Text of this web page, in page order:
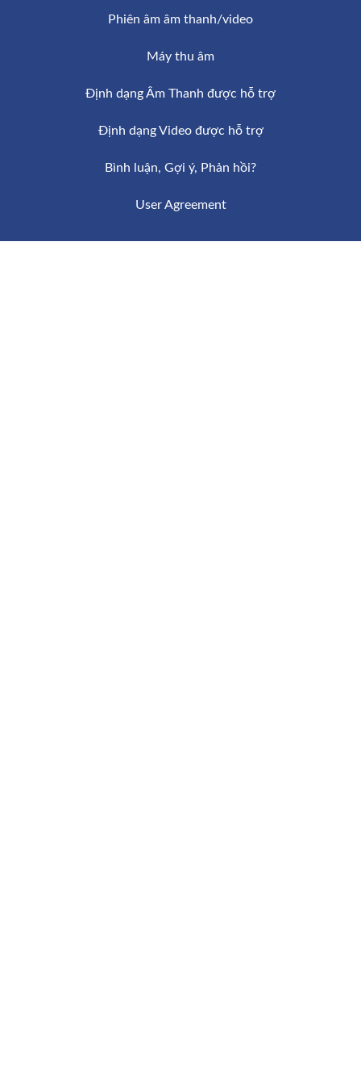
Phiên âm âm thanh/video
Máy thu âm
Định dạng Âm Thanh được hỗ trợ
Định dạng Video được hỗ trợ
Bình luận, Gợi ý, Phản hồi?
User Agreement